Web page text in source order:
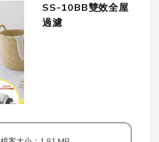
SS-10BB雙效全屋
過濾